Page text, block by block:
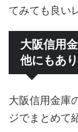
てみても良い
大阪信用
他にもあ
大阪信用金庫
ジでまとめて